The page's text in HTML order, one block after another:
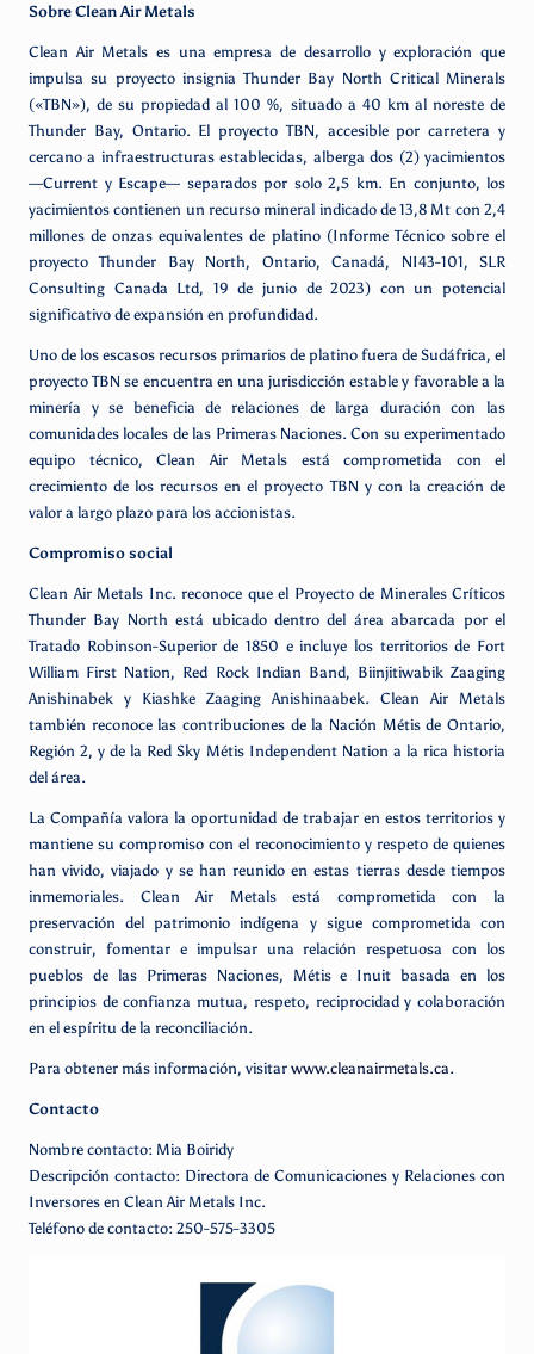
Sobre Clean Air Metals
Clean Air Metals es una empresa de desarrollo y exploración que
impulsa su proyecto insignia Thunder Bay North Critical Minerals
(«TBN»), de su propiedad al 100 %, situado a 40 km al noreste de
Thunder Bay, Ontario. El proyecto TBN, accesible por carretera y
cercano a infraestructuras establecidas, alberga dos (2) yacimientos
—Current y Escape— separados por solo 2,5 km. En conjunto, los
yacimientos contienen un recurso mineral indicado de 13,8 Mt con 2,4
millones de onzas equivalentes de platino (Informe Técnico sobre el
proyecto Thunder Bay North, Ontario, Canadá, NI43-101, SLR
Consulting Canada Ltd, 19 de junio de 2023) con un potencial
significativo de expansión en profundidad.
Uno de los escasos recursos primarios de platino fuera de Sudáfrica, el
proyecto TBN se encuentra en una jurisdicción estable y favorable a la
minería y se beneficia de relaciones de larga duración con las
comunidades locales de las Primeras Naciones. Con su experimentado
equipo técnico, Clean Air Metals está comprometida con el
crecimiento de los recursos en el proyecto TBN y con la creación de
valor a largo plazo para los accionistas.
Compromiso social
Clean Air Metals Inc. reconoce que el Proyecto de Minerales Críticos
Thunder Bay North está ubicado dentro del área abarcada por el
Tratado Robinson-Superior de 1850 e incluye los territorios de Fort
William First Nation, Red Rock Indian Band, Biinjitiwabik Zaaging
Anishinabek y Kiashke Zaaging Anishinaabek. Clean Air Metals
también reconoce las contribuciones de la Nación Métis de Ontario,
Región 2, y de la Red Sky Métis Independent Nation a la rica historia
del área.
La Compañía valora la oportunidad de trabajar en estos territorios y
mantiene su compromiso con el reconocimiento y respeto de quienes
han vivido, viajado y se han reunido en estas tierras desde tiempos
inmemoriales. Clean Air Metals está comprometida con la
preservación del patrimonio indígena y sigue comprometida con
construir, fomentar e impulsar una relación respetuosa con los
pueblos de las Primeras Naciones, Métis e Inuit basada en los
principios de confianza mutua, respeto, reciprocidad y colaboración
en el espíritu de la reconciliación.
Para obtener más información, visitar www.cleanairmetals.ca.
Contacto
Nombre contacto: Mia Boiridy
Descripción contacto: Directora de Comunicaciones y Relaciones con
Inversores en Clean Air Metals Inc.
Teléfono de contacto: 250-575-3305